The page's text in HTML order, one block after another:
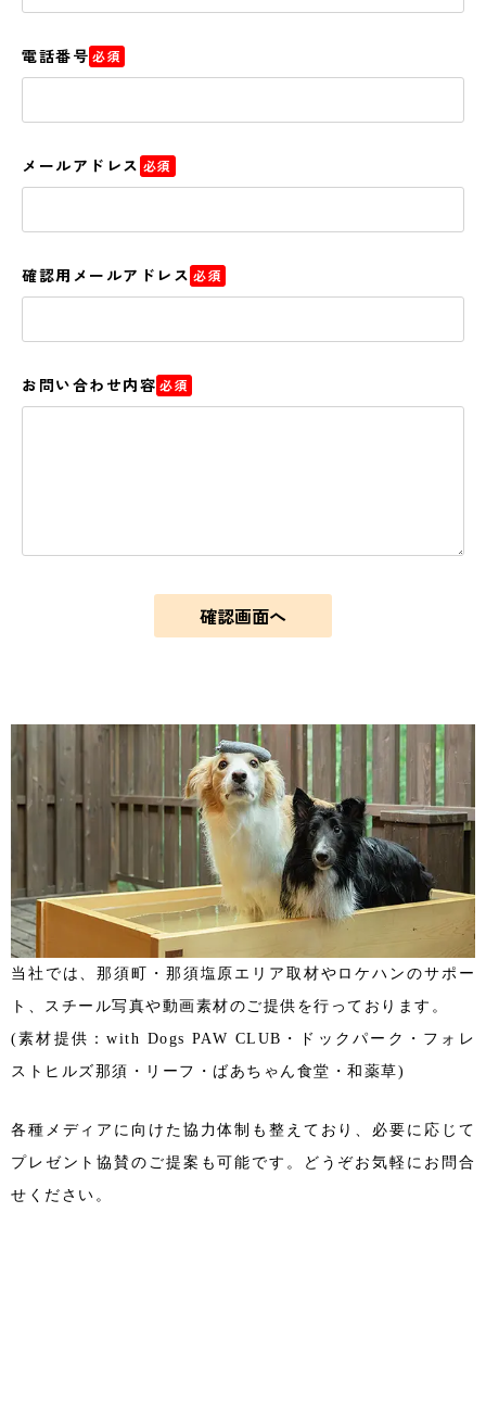
電話番号 必須
メールアドレス 必須
確認用メールアドレス 必須
お問い合わせ内容 必須
当社では、那須町・那須塩原エリア取材やロケハンのサポー
ト、スチール写真や動画素材のご提供を行っております。
(素材提供：with Dogs PAW CLUB・ドックパーク・フォレ
ストヒルズ那須・リーフ・ばあちゃん食堂・和薬草)
各種メディアに向けた協力体制も整えており、必要に応じて
プレゼント協賛のご提案も可能です。どうぞお気軽にお問合
せください。